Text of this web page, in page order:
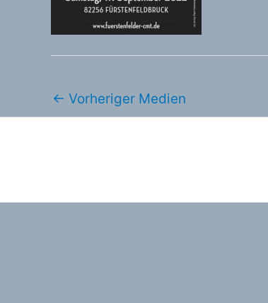
← Vorheriger Medien